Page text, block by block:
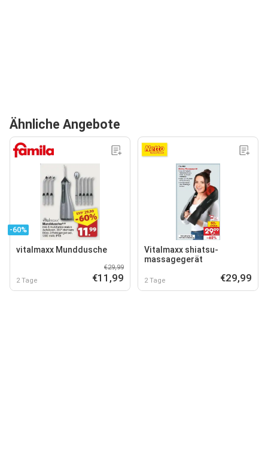
Ähnliche Angebote
-60%
vitalmaxx Munddusche
2 Tage
€29,99
€11,99
Vitalmaxx shiatsu-
massagegerät
2 Tage €29,99